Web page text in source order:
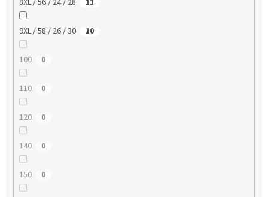
8XL / 56 / 24 / 28 11
9XL / 58 / 26 / 30 10
100 0
110 0
120 0
140 0
150 0